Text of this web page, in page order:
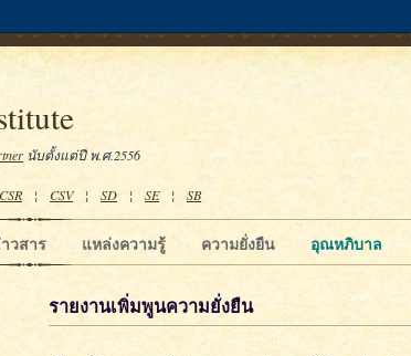
นับตั้งแต่ปี พ.ศ.2556
CSR¦ CSV¦ SD ¦ SE¦ SB
อุณหภิบาล
ความยั่งยืน
แหล่งความรู้
วสาร
รายงานเพิ่มพูนความยั่งยืน